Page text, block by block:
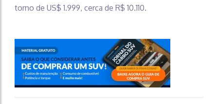
torno de US$ 1.999, cerca de R$ 10.110.